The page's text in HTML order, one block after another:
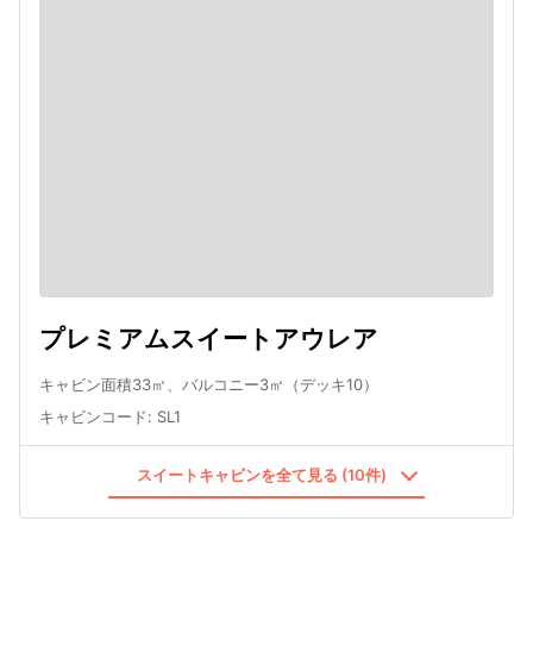
プレミアムスイートアウレア
キャビン面積33㎡、バルコニー3㎡（デッキ10）
キャビンコード: SL1
スイートキャビンを全て見る (10件)